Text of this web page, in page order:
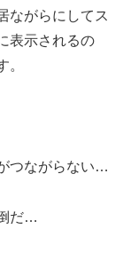
ながらにしてス
表示されるの
。
つながらない…
だ…